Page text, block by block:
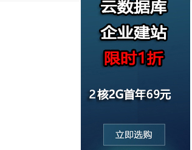
无法及时重装系统，您可以自已加载